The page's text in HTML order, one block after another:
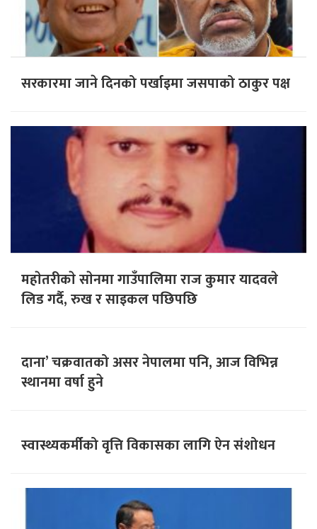
सरकारमा जाने दिनको पर्खाइमा जसपाको ठाकुर पक्ष
महाेतरीकाे साेनमा गाउँपालिमा राज कुमार यादवले
लिड गर्दै, रुख र साइकल पछिपछि
दाना’ चक्रवातको असर नेपालमा पनि, आज विभिन्न
स्थानमा वर्षा हुने
स्वास्थ्यकर्मीको वृत्ति विकासका लागि ऐन संशोधन